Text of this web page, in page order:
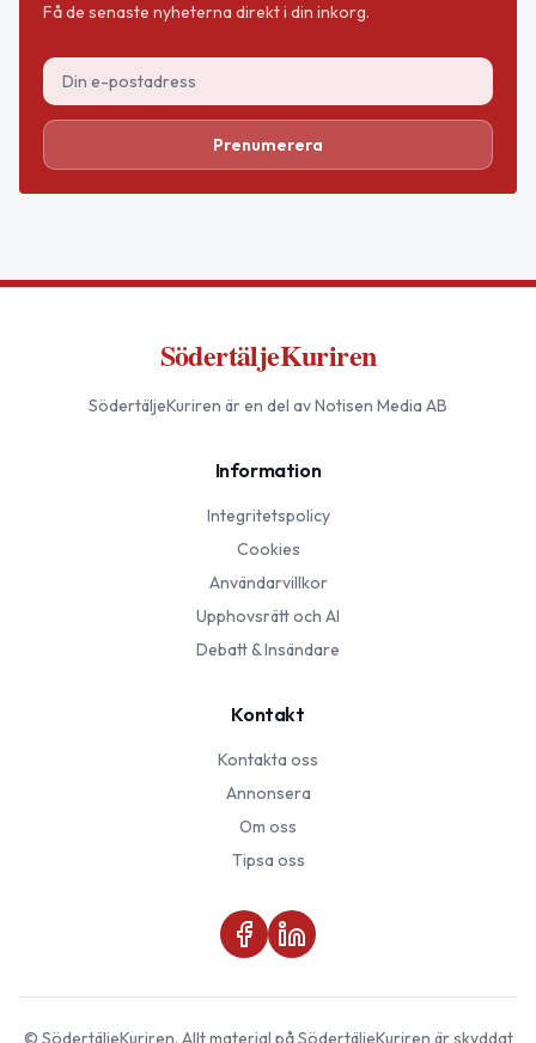
Få de senaste nyheterna direkt i din inkorg.
Prenumerera
SödertäljeKuriren
SödertäljeKuriren är en del av Notisen Media AB
Information
Integritetspolicy
Cookies
Användarvillkor
Upphovsrätt och AI
Debatt & Insändare
Kontakt
Kontakta oss
Annonsera
Om oss
Tipsa oss
© SödertäljeKuriren. Allt material påSödertäljeKuriren är skyddat